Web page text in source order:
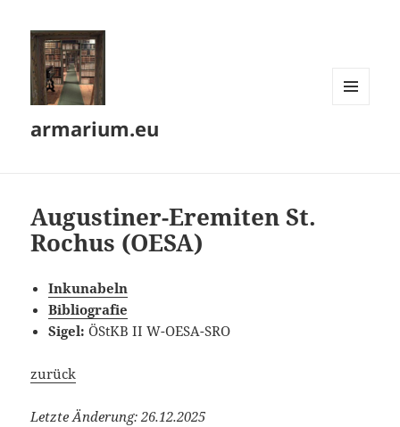
armarium.eu
Augustiner-Eremiten St.
Rochus (OESA)
Inkunabeln
Bibliografie
Sigel:ÖStKB II W-OESA-SRO
zurück
Letzte Änderung: 26.12.2025